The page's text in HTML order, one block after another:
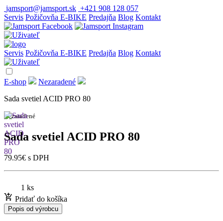
jamsport@jamsport.sk +421 908 128 057
Servis Požičovňa E-BIKE Predajňa Blog Kontakt
Servis Požičovňa E-BIKE Predajňa Blog Kontakt
E-shop
Nezaradené
Sada svetiel ACID PRO 80
Nezaradené
Sada svetiel ACID PRO 80
79.95€ s DPH
1 ks
Pridať do košíka
Popis od výrobcu